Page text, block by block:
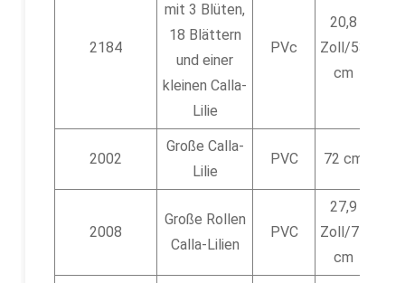
2184
mit 3 Blüten,
18 Blättern
und einer
kleinen Calla-
Lilie
PVc
20,8
Zoll/53
cm
2002
Große Calla-
Lilie
PVC 72 cm
2008
Große Rollen
Calla-Lilien
PVC
27,9
Zoll/71
cm